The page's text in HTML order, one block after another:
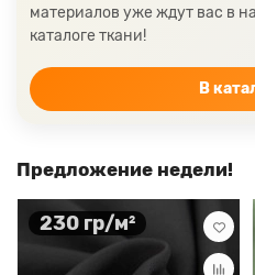
Для удобства мы
отправку со своего
заказ будет доставлен
должной заботой.
материалов уже ждут вас в
каталоге ткани!
В
Предложение недели!
230 гр/м²